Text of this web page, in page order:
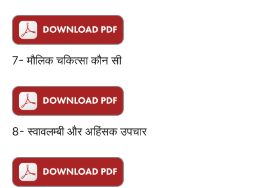
7- मौलिक चकित्सा कौन सी
8- स्वावलम्बी और अहिंसक उपचार